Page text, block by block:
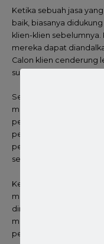
Ketika sebuah jasa
baik, biasanya
klien-klien
mereka dapat
Calon klien cenderung
sudah terbukti.
Selain pendirian PT,
menawarkan paket
pengurusan NPWP,
perizinan lainnya.
pengusaha karena
setiap keperluan.
Keandalan, efisiensi,
mengapa penyedia
direkomendasikan
menawarkan solusi
pengusaha yang tidak